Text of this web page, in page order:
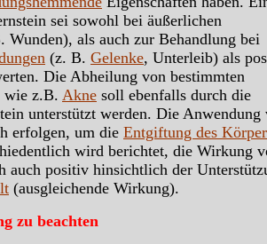
sei sowohl bei äußerlichen
Wunden), als auch zur Behandlung bei
(z. B. Gelenke, Unterleib) als
Die Abheilung von bestimmten
wie z.B. Akne soll ebenfalls durch die
unterstützt werden. Die Anwendung
erfolgen, um die Entgiftung des
wird berichtet, die Wirkung
auch positiv hinsichtlich der
(ausgleichende Wirkung).
zu beachten